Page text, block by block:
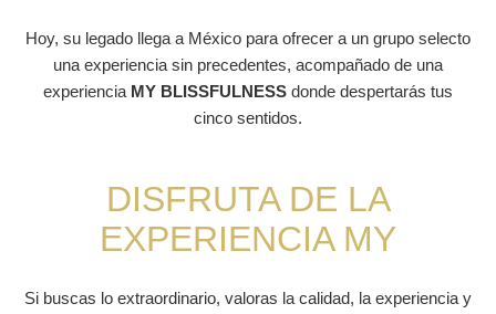
Hoy, su legado llega a México para ofrecer a un grupo selecto
una experiencia sin precedentes, acompañado de una
experiencia MY BLISSFULNESS donde despertarás tus
cinco sentidos.
DISFRUTA DE LA
EXPERIENCIA MY
Si buscas lo extraordinario, valoras la calidad, la experiencia y